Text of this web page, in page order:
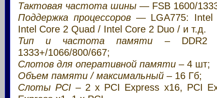
Тактовая частота шины — FSB 1600/
Поддержка процессоров— LGA775: Intel
Intel Core 2 Quad / Intel Core 2 Duo / и т.д.
Тип и частота памяти – DDR2
1333+/1066/800/667;
Слотов для оперативной памяти – 4 шт;
Объем памяти / максимальный – 16 Гб;
Слоты PCI – 2 x PCI Express x16, PCI